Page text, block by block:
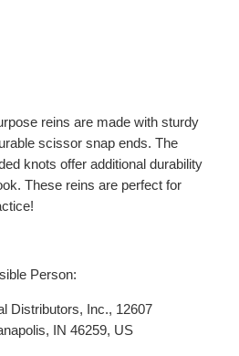
reins are made with sturdy
scissor snap ends. The
knots offer additional durability
These reins are perfect for
Person:
Distributors, Inc., 12607
IN 46259, US